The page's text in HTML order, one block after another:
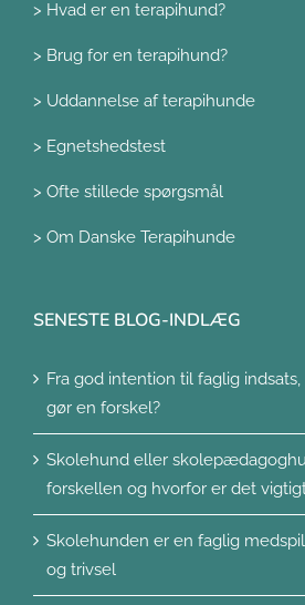
> Hvad er en terapihund?
> Brug for en terapihund?
> Uddannelse af terapihunde
> Egnetshedstest
> Ofte stillede spørgsmål
> Om Danske Terapihunde
SENESTE BLOG-INDLÆG
Fra god intention til faglig
gør en forskel?
Skolehund eller
forskellen og hvorfor er det
Skolehunden er en faglig
og trivsel